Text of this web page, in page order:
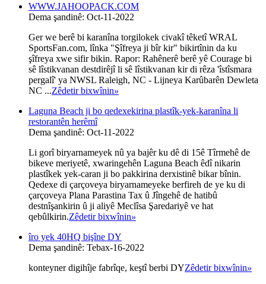
WWW.JAHOOPACK.COM
Dema şandinê: Oct-11-2022
Ger we berê bi karanîna torgilokek civakî têketî WRAL
SportsFan.com, lînka "Şîfreya ji bîr kir" bikirtînin da ku
şîfreya xwe sifir bikin. Rapor: Rahênerê berê yê Courage bi
sê lîstikvanan destdirêjî li sê lîstikvanan kir di rêza 'îstîsmara
pergalî' ya NWSL Raleigh, NC - Lijneya Karûbarên Dewleta
NC ...Zêdetir bixwînin»
Laguna Beach ji bo qedexekirina plastîk-yek-karanîna li
restorantên herêmî
Dema şandinê: Oct-11-2022
Li gorî biryarnameyek nû ya bajêr ku dê di 15ê Tîrmehê de
bikeve meriyetê, xwaringehên Laguna Beach êdî nikarin
plastîkek yek-caran ji bo pakkirina derxistinê bikar bînin.
Qedexe di çarçoveya biryarnameyeke berfireh de ye ku di
çarçoveya Plana Parastina Tax û Jîngehê de hatibû
destnîşankirin û ji aliyê Meclîsa Şaredariyê ve hat
qebûlkirin.Zêdetir bixwînin»
îro yek 40HQ bişîne DY
Dema şandinê: Tebax-16-2022
konteyner digihîje fabrîqe, keştî berbi DYZêdetir bixwînin»